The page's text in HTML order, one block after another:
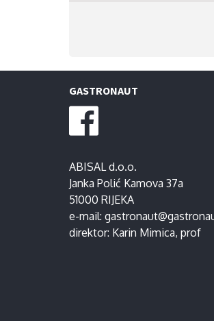
GASTRONAUT
ABISAL d.o.o.
Janka Polić Kamova 37a
51000 RIJEKA
e-mail:
direktor: Karin Mimica, prof